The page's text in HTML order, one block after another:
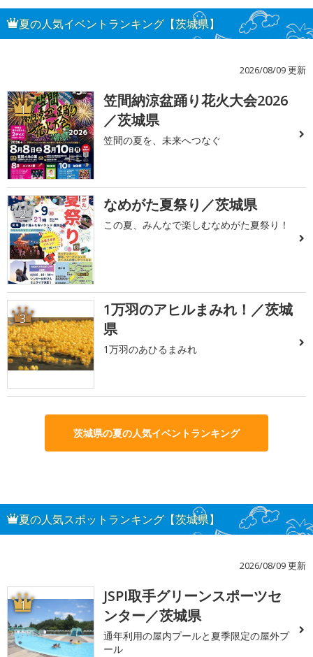
夏の人気イベントランキング【茨城県】
2026/08/09 更新
1
笠間納涼盆踊り花火大会2026
／茨城県
笠間の夏を、未来へつなぐ
2 なめがた夏祭り／茨城県
この夏、みんなで楽しむなめがた夏祭り！
3
1万羽のアヒルまみれ！／茨城
県
1万羽のあひるまみれ
茨城県の夏の人気イベントランキング
夏の人気スポットランキング【茨城県】
2026/08/09 更新
1
JSPI取手グリーンスポーツセ
ンター／茨城県
通年利用の屋内プールと夏季限定の屋外プ
ール